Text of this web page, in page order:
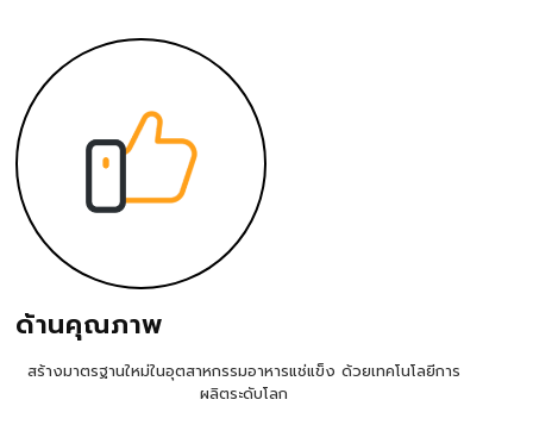
ด้านคุณภาพ
สร้างมาตรฐานใหม่ในอุตสาหกรรมอาหารแช่แข็ง ด้วยเทคโนโลยีการ
ผลิตระดับโลก